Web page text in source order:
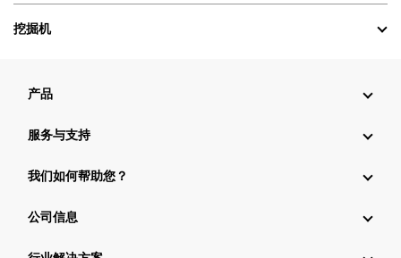
挖掘机
产品
服务与支持
我们如何帮助您？
公司信息